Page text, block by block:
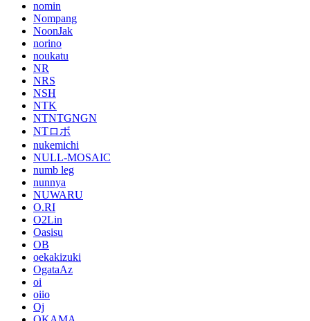
nomin
Nompang
NoonJak
norino
noukatu
NR
NRS
NSH
NTK
NTNTGNGN
NTロボ
nukemichi
NULL-MOSAIC
numb leg
nunnya
NUWARU
O.RI
O2Lin
Oasisu
OB
oekakizuki
OgataAz
oi
oiio
Oj